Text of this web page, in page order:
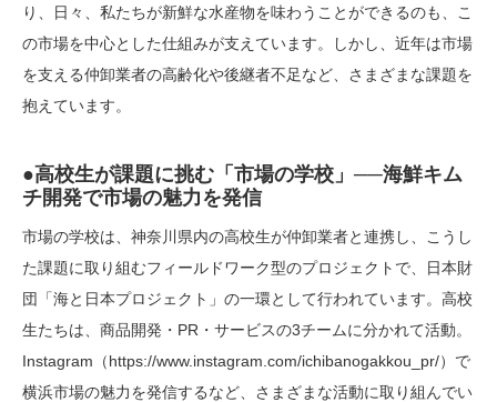
り、日々、私たちが新鮮な水産物を味わうことができるのも、こ
の市場を中心とした仕組みが支えています。しかし、近年は市場
を支える仲卸業者の高齢化や後継者不足など、さまざまな課題を
抱えています。
●高校生が課題に挑む「市場の学校」──海鮮キム
チ開発で市場の魅力を発信
市場の学校は、神奈川県内の高校生が仲卸業者と連携し、こうし
た課題に取り組むフィールドワーク型のプロジェクトで、日本財
団「海と日本プロジェクト」の一環として行われています。高校
生たちは、商品開発・PR・サービスの3チームに分かれて活動。
Instagram（https://www.instagram.com/ichibanogakkou_pr/）で
横浜市場の魅力を発信するなど、さまざまな活動に取り組んでい